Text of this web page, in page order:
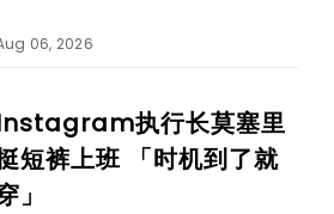
等AI工具，并靠品牌合
06, 2026
执行长莫塞里
短裤上班 「时机到了就
」